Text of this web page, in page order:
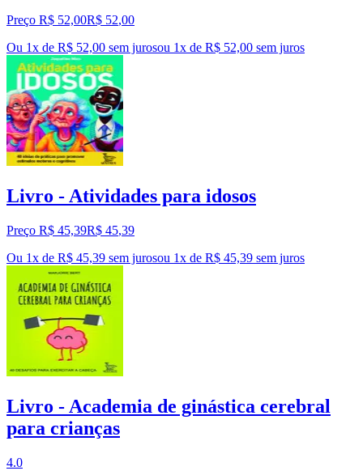
Preço R$ 52,00R$ 52,00
Ou 1x de R$ 52,00 sem jurosou 1x de R$ 52,00 sem juros
Livro - Atividades para idosos
Preço R$ 45,39R$ 45,39
Ou 1x de R$ 45,39 sem jurosou 1x de R$ 45,39 sem juros
Livro - Academia de ginástica cerebral
para crianças
4.0